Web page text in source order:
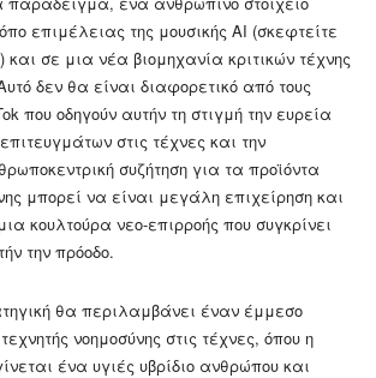
επιμέλειας της μουσικής AI (σκεφτείτε
και σε μια νέα βιομηχανία κριτικών τέχνης
δεν θα είναι διαφορετικό από τους
που οδηγούν αυτήν τη στιγμή την ευρεία
στις τέχνες και την
συζήτηση για τα προϊόντα
μπορεί να είναι μεγάλη επιχείρηση και
κουλτούρα νεο-επιρροής που συγκρίνει
την πρόοδο.
θα περιλαμβάνει έναν έμμεσο
νοημοσύνης στις τέχνες, όπου η
ένα υγιές υβρίδιο ανθρώπου και